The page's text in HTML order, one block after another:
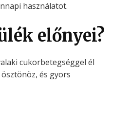
használatot.
előnyei?
cukorbetegséggel él
és gyors